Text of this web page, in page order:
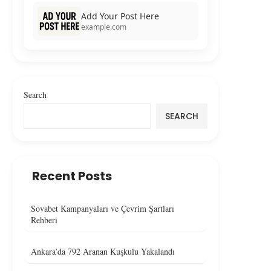
Add Your Post Here
example.com
Search
SEARCH
Recent Posts
Sovabet Kampanyaları ve Çevrim Şartları
Rehberi
Ankara’da 792 Aranan Kuşkulu Yakalandı